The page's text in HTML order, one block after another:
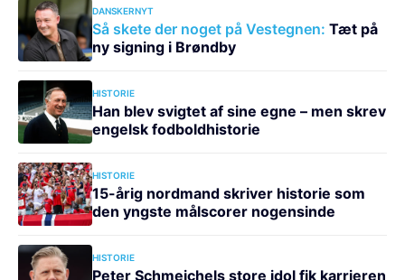
DANSKERNYT
Så skete der noget på Vestegnen: Tæt på
ny signing i Brøndby
HISTORIE
Han blev svigtet af sine egne – men skrev
engelsk fodboldhistorie
HISTORIE
15-årig nordmand skriver historie som
den yngste målscorer nogensinde
HISTORIE
Peter Schmeichels store idol fik karrieren